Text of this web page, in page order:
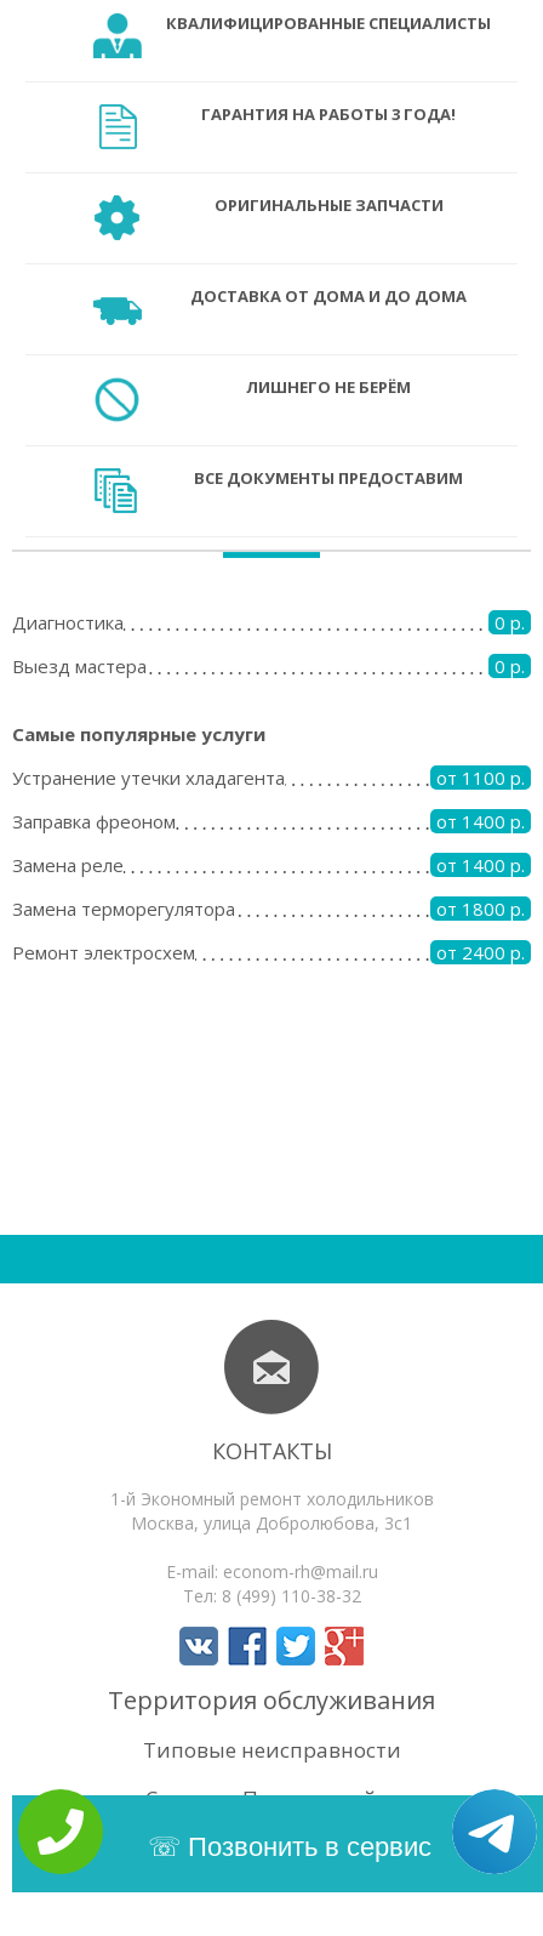
КВАЛИФИЦИРОВАННЫЕ СПЕЦИАЛИСТЫ
ГАРАНТИЯ НА РАБОТЫ 3 ГОДА!
ОРИГИНАЛЬНЫЕ ЗАПЧАСТИ
ДОСТАВКА ОТ ДОМА И ДО ДОМА
ЛИШНЕГО НЕ БЕРЁМ
ВСЕ ДОКУМЕНТЫ ПРЕДОСТАВИМ
Диагностика
0 р.
Выезд мастера
0 р.
Самые популярные услуги
Устранение утечки хладагента
от 1100 р.
Заправка фреоном
от 1400 р.
Замена реле
от 1400 р.
Замена терморегулятора
от 1800 р.
Ремонт электросхем
от 2400 р.
КОНТАКТЫ
1-й Экономный ремонт холодильников
Москва, улица Добролюбова, 3с1
E-mail: econom-rh@mail.ru
Тел: 8 (499) 110-38-32
Территория обслуживания
Типовые неисправности
Статьи
Поиск по сайту
Позвонить в сервис